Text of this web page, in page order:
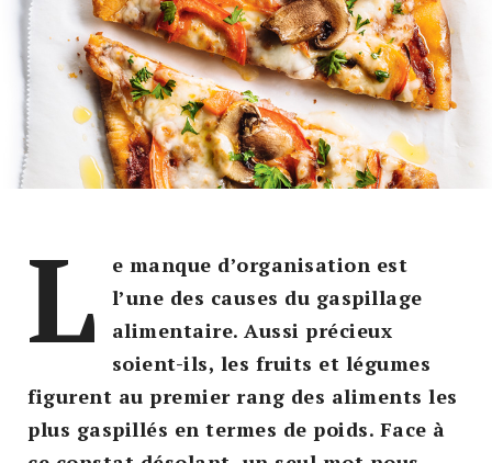
L
e manque d’organisation est
l’une des causes du gaspillage
alimentaire. Aussi précieux
soient-ils, les fruits et légumes
figurent au premier rang des aliments les
plus gaspillés en termes de poids. Face à